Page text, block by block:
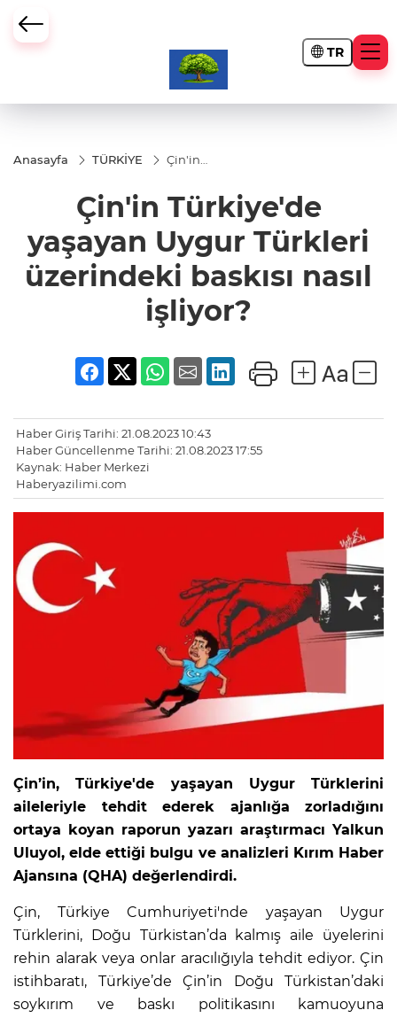
TR
Anasayfa TÜRKİYE
Çin'in
Uygur
Türkleri
üzerindeki
baskısı
nasıl
işliyor?
Çin'in Türkiye'de
yaşayan Uygur Türkleri
üzerindeki baskısı nasıl
işliyor?
Haber Giriş Tarihi: 21.08.2023 10:43
Haber Güncellenme Tarihi: 21.08.2023 17:55
Kaynak: Haber Merkezi
Haberyazilimi.com
Çin’in, Türkiye'de yaşayan Uygur Türklerini
aileleriyle tehdit ederek ajanlığa zorladığını
ortaya koyan raporun yazarı araştırmacı Yalkun
Uluyol, elde ettiği bulgu ve analizleri Kırım Haber
Ajansına (QHA) değerlendirdi.
Çin, Türkiye Cumhuriyeti'nde yaşayan Uygur
Türklerini, Doğu Türkistan’da kalmış aile üyelerini
rehin alarak veya onlar aracılığıyla tehdit ediyor. Çin
istihbaratı, Türkiye’de Çin’in Doğu Türkistan’daki
soykırım ve baskı politikasını kamuoyuna